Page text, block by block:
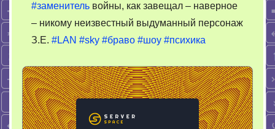
#заменитель войны, как завещал – наверное
– никому неизвестный выдуманный персонаж
З.Е. #LAN #sky #браво #шоу #психика